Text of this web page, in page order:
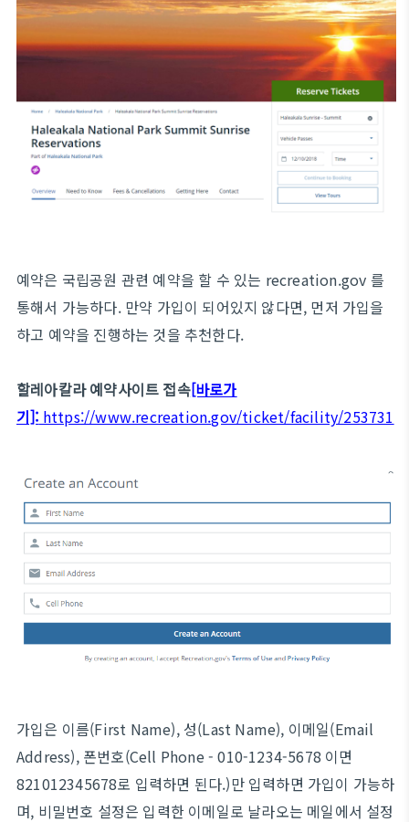
예약은 국립공원 관련 예약을 할 수 있는 recreation.gov 를
통해서 가능하다. 만약 가입이 되어있지 않다면, 먼저 가입을
하고 예약을 진행하는 것을 추천한다.
할레아칼라 예약사이트 접속[바로가
기]: https://www.recreation.gov/ticket/facility/253731
가입은 이름(First Name), 성(Last Name), 이메일(Email
Address), 폰번호(Cell Phone - 010-1234-5678 이면
821012345678로 입력하면 된다.)만 입력하면 가입이 가능하
며, 비밀번호 설정은 입력한 이메일로 날라오는 메일에서 설정